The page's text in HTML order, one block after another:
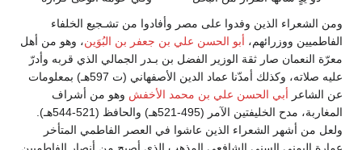
ومن الشعراء الذين وفدوا على مصر وأفادوا من تشـجيع الخلفاء
الفاطميين ووزرائهم، أبو الحسن علي بن جعفر بن البُوَين، وهو من أهل
معرّة النعمان صار ثقة الوزير الفضل بن بـدر الجمالي الذي قربه وأدرّ
عليه صلاته، وكذلك أمدّنا عماد الدين الأصفهاني (ت 597هـ) بمعلومات
عن الشاعر أبي الحسن علي بن محمد الأخفش وهو من أشراف
المغاربة، مدح الخليفتين الآمر (495-521هـ) والحافظ (521-544هـ).
ولعل من أشهر الشعراء الذين عاشوا في العصر الفاطمي المتأخر